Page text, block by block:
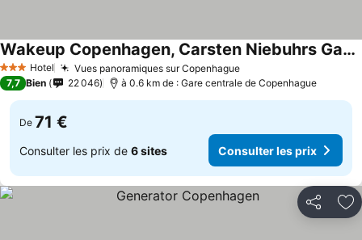
3 ÉtoilesHotel Vues panoramiques sur Copenhague
Wakeup Copenhagen, Carsten Niebuhrs Gade
7,7 Bien 22 046 à 0.6 km de : Gare centrale de Copenhague
De 71 €
Consulter les prix de 6 sites Consulter les prix
Partager